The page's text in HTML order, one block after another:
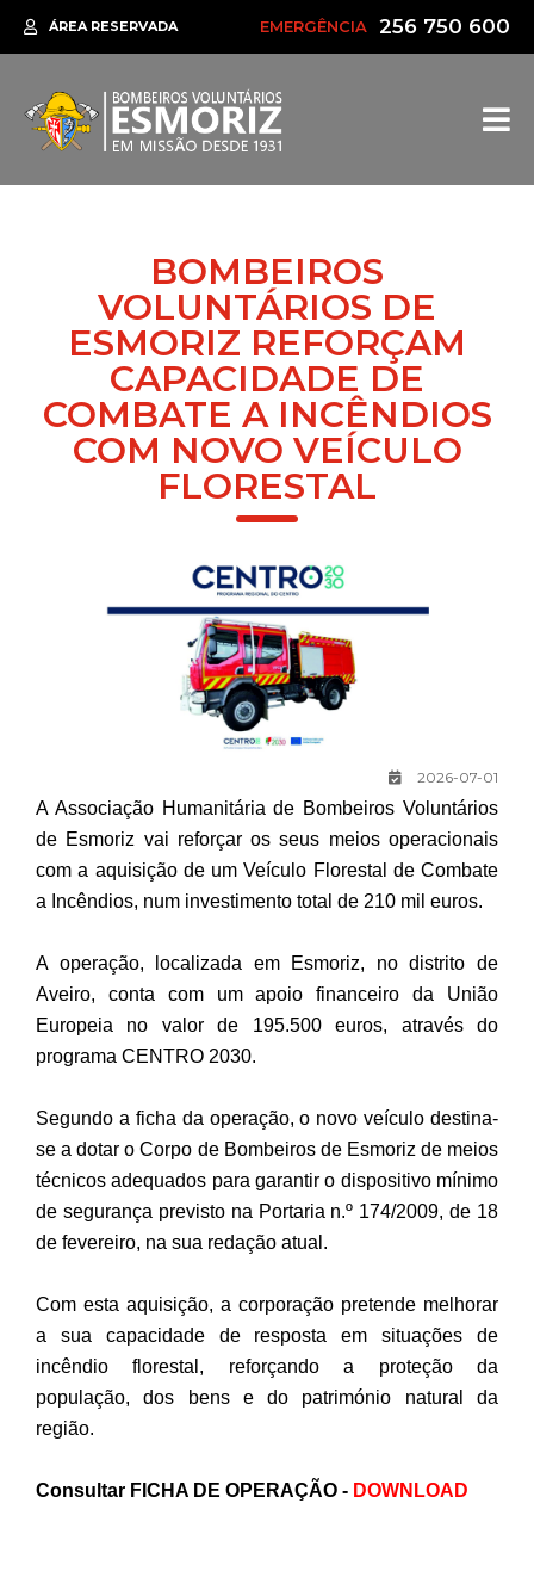
ÁREA RESERVADA EMERGÊNCIA 256 750 600
BOMBEIROS
VOLUNTÁRIOS DE
ESMORIZ REFORÇAM
CAPACIDADE DE
COMBATE A INCÊNDIOS
COM NOVO VEÍCULO
FLORESTAL
2026-07-01
A Associação Humanitária de Bombeiros Voluntários
de Esmoriz vai reforçar os seus meios operacionais
com a aquisição de um Veículo Florestal de Combate
a Incêndios, num investimento total de 210 mil euros.
A operação, localizada em Esmoriz, no distrito de
Aveiro, conta com um apoio financeiro da União
Europeia no valor de 195.500 euros, através do
programa CENTRO 2030.
Segundo a ficha da operação, o novo veículo destina-
se a dotar o Corpo de Bombeiros de Esmoriz de meios
técnicos adequados para garantir o dispositivo mínimo
de segurança previsto na Portaria n.º 174/2009, de 18
de fevereiro, na sua redação atual.
Com esta aquisição, a corporação pretende melhorar
a sua capacidade de resposta em situações de
incêndio florestal, reforçando a proteção da
população, dos bens e do património natural da
região.
Consultar FICHA DE OPERAÇÃO - DOWNLOAD